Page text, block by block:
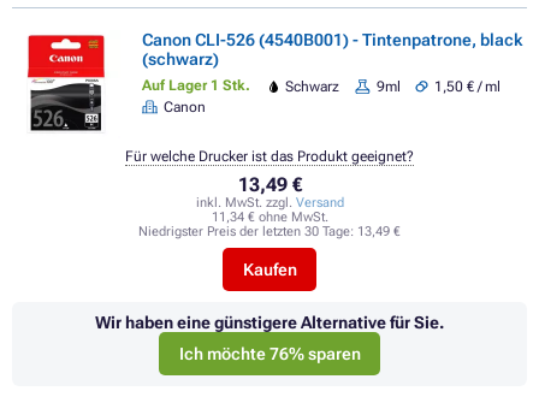
Canon CLI-526 (4540B001) - Tintenpatrone, black
(schwarz)
Auf Lager 1 Stk. Schwarz 9ml
1,50 € / ml
Canon
13,49 €
inkl. MwSt. zzgl. Versand
11,34 € ohne MwSt.
Niedrigster Preis der letzten 30 Tage: 13,49 €
Kaufen
Für welche Drucker ist das Produkt geeignet?
Wir haben eine günstigere Alternative für Sie.
Ich möchte 76% sparen